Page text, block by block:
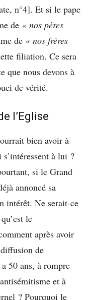
n°4]. Et si le pape
de « nos pères
de « nos frères
filiation. Ce sera
que nous devons à
de vérité.
l’Eglise
bien avoir à
à lui ?
si le Grand
annoncé sa
intérêt. Ne serait-ce
le
après avoir
de
50 ans, à rompre
et à
? Pourquoi le